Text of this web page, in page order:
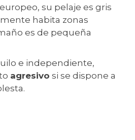
su pelaje es gris
habita zonas
es de pequeña
e independiente,
agresivo si se dispone a